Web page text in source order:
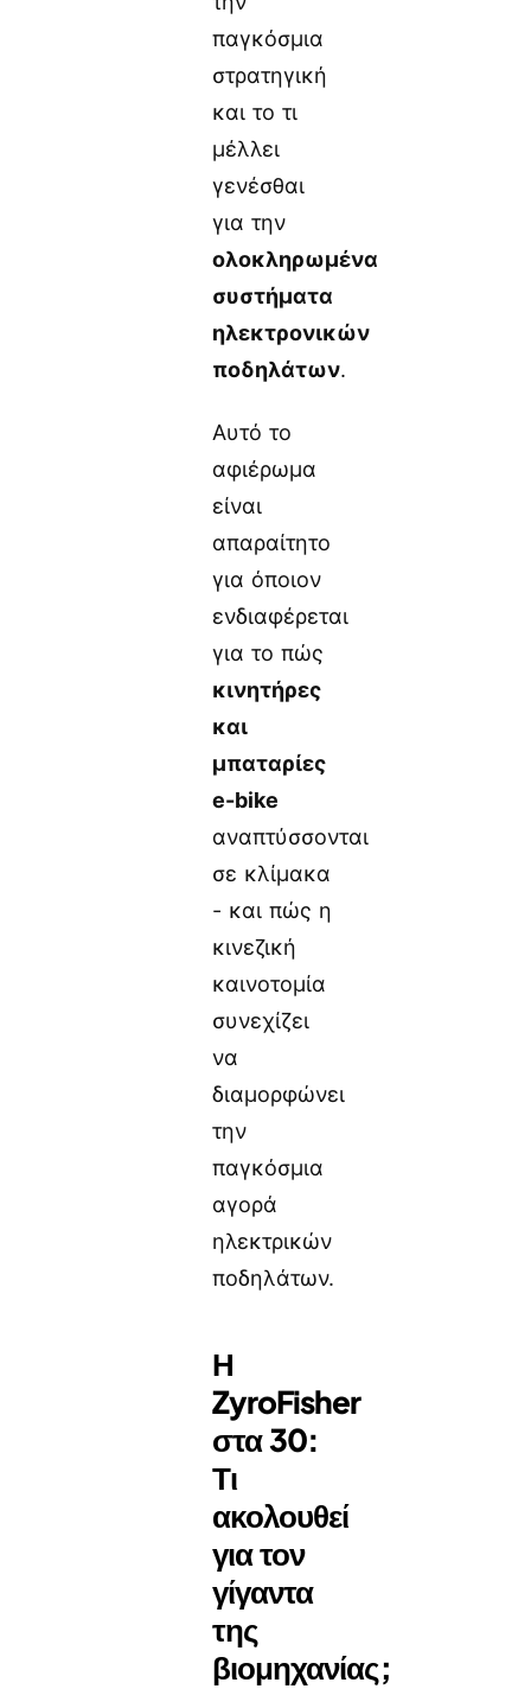
παγκόσμια
στρατηγική
και το τι
μέλλει
γενέσθαι
για την
ολοκληρωμένα
συστήματα
ηλεκτρονικών
ποδηλάτων.
Αυτό το
αφιέρωμα
είναι
απαραίτητο
για όποιον
ενδιαφέρεται
για το πώς
κινητήρες
και
μπαταρίες
e-bike
αναπτύσσονται
σε κλίμακα
- και πώς η
κινεζική
καινοτομία
συνεχίζει
να
διαμορφώνει
την
παγκόσμια
αγορά
ηλεκτρικών
ποδηλάτων.
Η
ZyroFisher
στα 30:
Τι
ακολουθεί
για τον
γίγαντα
της
βιομηχανίας;